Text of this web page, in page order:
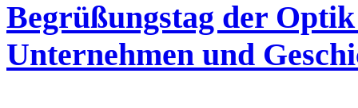
Begrüßungstag der
Unternehmen und